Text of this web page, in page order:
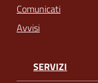
Comunicati
Avvisi
SERVIZI